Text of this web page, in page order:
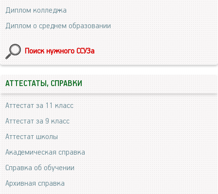
Диплом колледжа
Диплом о среднем образовании
Поиск нужного ССУЗа
АТТЕСТАТЫ, СПРАВКИ
Аттестат за 11 класс
Аттестат за 9 класс
Аттестат школы
Академическая справка
Справка об обучении
Архивная справка